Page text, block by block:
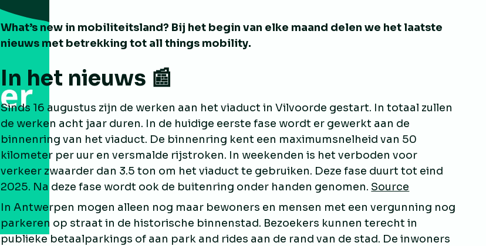
What’s new in mobiliteitsland? Bij het begin van elke maand delen we het laatste
nieuws met betrekking tot all things mobility.
In het nieuws 📰
Sinds 16 augustus zijn de werken aan het viaduct in Vilvoorde gestart. In totaal zullen
de werken acht jaar duren. In de huidige eerste fase wordt er gewerkt aan de
binnenring van het viaduct. De binnenring kent een maximumsnelheid van 50
kilometer per uur en versmalde rijstroken. In weekenden is het verboden voor
verkeer zwaarder dan 3.5 ton om het viaduct te gebruiken. Deze fase duurt tot eind
2025. Na deze fase wordt ook de buitenring onder handen genomen. Source
In Antwerpen mogen alleen nog maar bewoners en mensen met een vergunning nog
parkeren op straat in de historische binnenstad. Bezoekers kunnen terecht in
publieke betaalparkings of aan park and rides aan de rand van de stad. De inwoners